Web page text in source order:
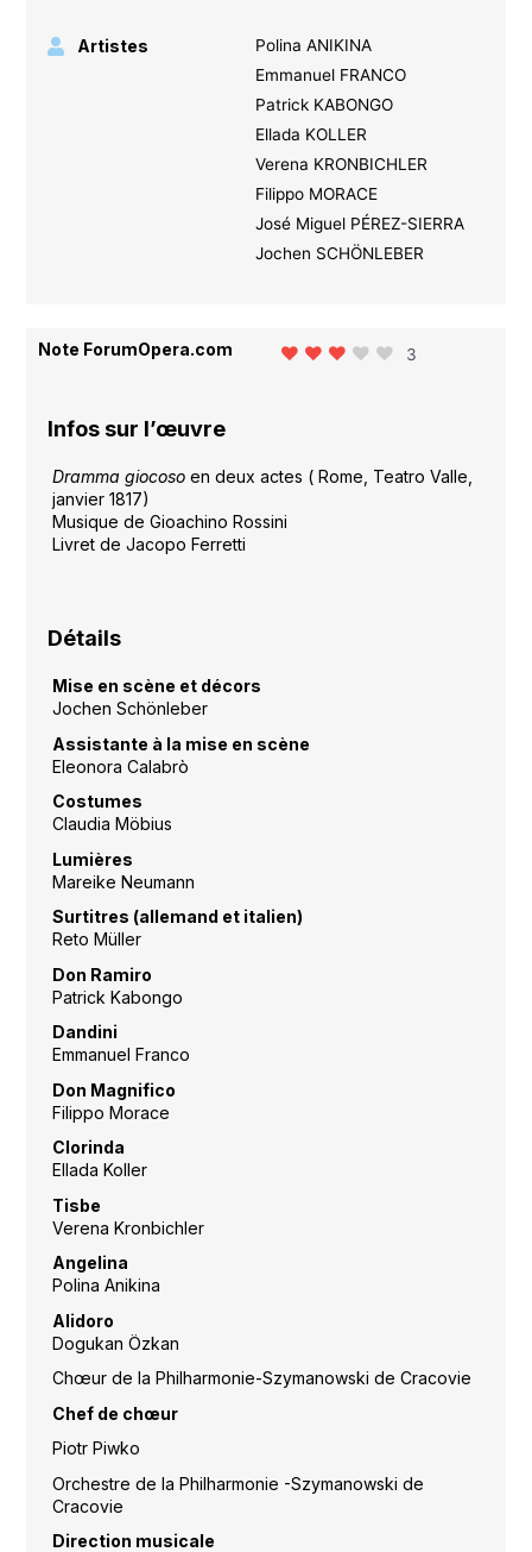
Artistes
Polina ANIKINA
Emmanuel FRANCO
Patrick KABONGO
Ellada KOLLER
Verena KRONBICHLER
Filippo MORACE
José Miguel PÉREZ-SIERRA
Jochen SCHÖNLEBER
Note ForumOpera.com 3
Infos sur l’œuvre
Dramma giocosoen deux actes ( Rome, Teatro Valle,
janvier 1817)
Musique de Gioachino Rossini
Livret de Jacopo Ferretti
Détails
Mise en scène et décors
Jochen Schönleber
Assistante à la mise en scène
Eleonora Calabrò
Costumes
Claudia Möbius
Lumières
Mareike Neumann
Surtitres (allemand et italien)
Reto Müller
Don Ramiro
Patrick Kabongo
Dandini
Emmanuel Franco
Don Magnifico
Filippo Morace
Clorinda
Ellada Koller
Tisbe
Verena Kronbichler
Angelina
Polina Anikina
Alidoro
Dogukan Özkan
Chœur de la Philharmonie-Szymanowski de Cracovie
Chef de chœur
Piotr Piwko
Orchestre de la Philharmonie -Szymanowski de
Cracovie
Direction musicale